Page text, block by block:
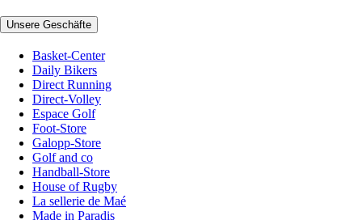
Unsere Geschäfte
Basket-Center
Daily Bikers
Direct Running
Direct-Volley
Espace Golf
Foot-Store
Galopp-Store
Golf and co
Handball-Store
House of Rugby
La sellerie de Maé
Made in Paradis